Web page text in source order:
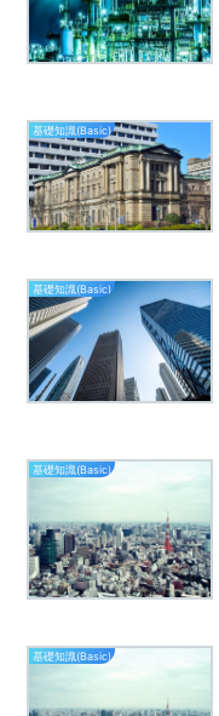
基礎知識(Basic)
基礎知識(Basic)
基礎知識(Basic)
基礎知識(Basic)